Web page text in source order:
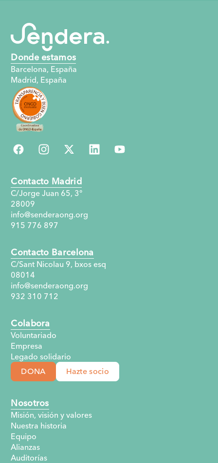
Donde estamos
Barcelona, España
Madrid, España
Nosotros
Misión, visión y valores
Nuestra historia
Equipo
Alianzas
Auditorías
Colabora
Voluntariado
Empresa
Legado solidario
DONA Hazte socio
Contacto Madrid
C/Jorge Juan 65, 3°
28009
info@senderaong.org
915 776 897
Contacto Barcelona
C/Sant Nicolau 9, bxos esq
08014
info@senderaong.org
932 310 712